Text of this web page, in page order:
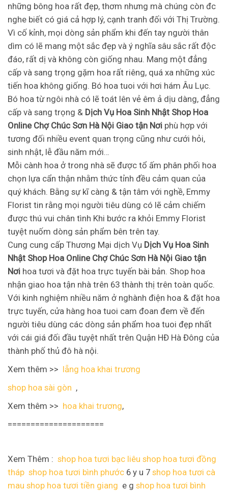
những bông hoa rất đẹp, thơm nhưng mà chúng còn đc
nghe biết có giá cả hợp lý, cạnh tranh đối với Thị Trường.
Vì cố kỉnh, mọi dòng sản phẩm khi đến tay người thân
dìm có lẽ mang một sắc đẹp và ý nghĩa sâu sắc rất độc
đáo, rất dị và không còn giống nhau. Mang một đẳng
cấp và sang trọng gặm hoa rất riêng, quá xa những xúc
tiến hoa không giống. Bó hoa tuoi với hơi hám Âu Lục.
Bó hoa từ ngôi nhà có lẽ toát lên vẻ êm ả dịu dàng, đẳng
cấp và sang trọng & Dịch Vụ Hoa Sinh Nhật Shop Hoa
Online Chợ Chúc Sơn Hà Nội Giao tận Nơi phù hợp với
tương đối nhiều event quan trọng cũng như cưới hỏi,
sinh nhật, lễ đầu năm mới…
Mỗi cành hoa ở trong nhà sẽ được tổ ấm phân phối hoa
chọn lựa cẩn thận nhằm thức tỉnh đều cảm quan của
quý khách. Bằng sự kĩ càng & tận tâm với nghề, Emmy
Florist tin rằng mọi người tiêu dùng có lẽ cảm chiếm
được thú vui chân tình Khi bước ra khỏi Emmy Florist
tuyệt nuốm dòng sản phẩm bên trên tay.
Cung cung cấp Thương Mại dịch Vụ Dịch Vụ Hoa Sinh
Nhật Shop Hoa Online Chợ Chúc Sơn Hà Nội Giao tận
Nơi hoa tươi và đặt hoa trực tuyến bài bản. Shop hoa
nhận giao hoa tận nhà trên 63 thành thị trên toàn quốc.
Với kinh nghiệm nhiều năm ở nghành điện hoa & đặt hoa
trực tuyến, cửa hàng hoa tuoi cam đoan đem về đến
người tiêu dùng các dòng sản phẩm hoa tuoi đẹp nhất
với cái giá đối đầu tuyệt nhất trên Quận HĐ Hà Đông của
thành phố thủ đô hà nội.
Xem thêm >> lẵng hoa khai trương
shop hoa sài gòn ,
Xem thêm >> hoa khai trương,
=====================
Xem Thêm : shop hoa tươi bạc liêu shop hoa tươi đồng
tháp shop hoa tươi bình phước 6 y u 7 shop hoa tươi cà
mau shop hoa tươi tiền giang e g shop hoa tươi bình